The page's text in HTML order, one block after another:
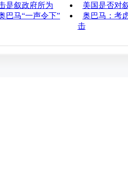
是叙政府所为
美国是否对
巴马“一声令下”
奥巴马：考
击